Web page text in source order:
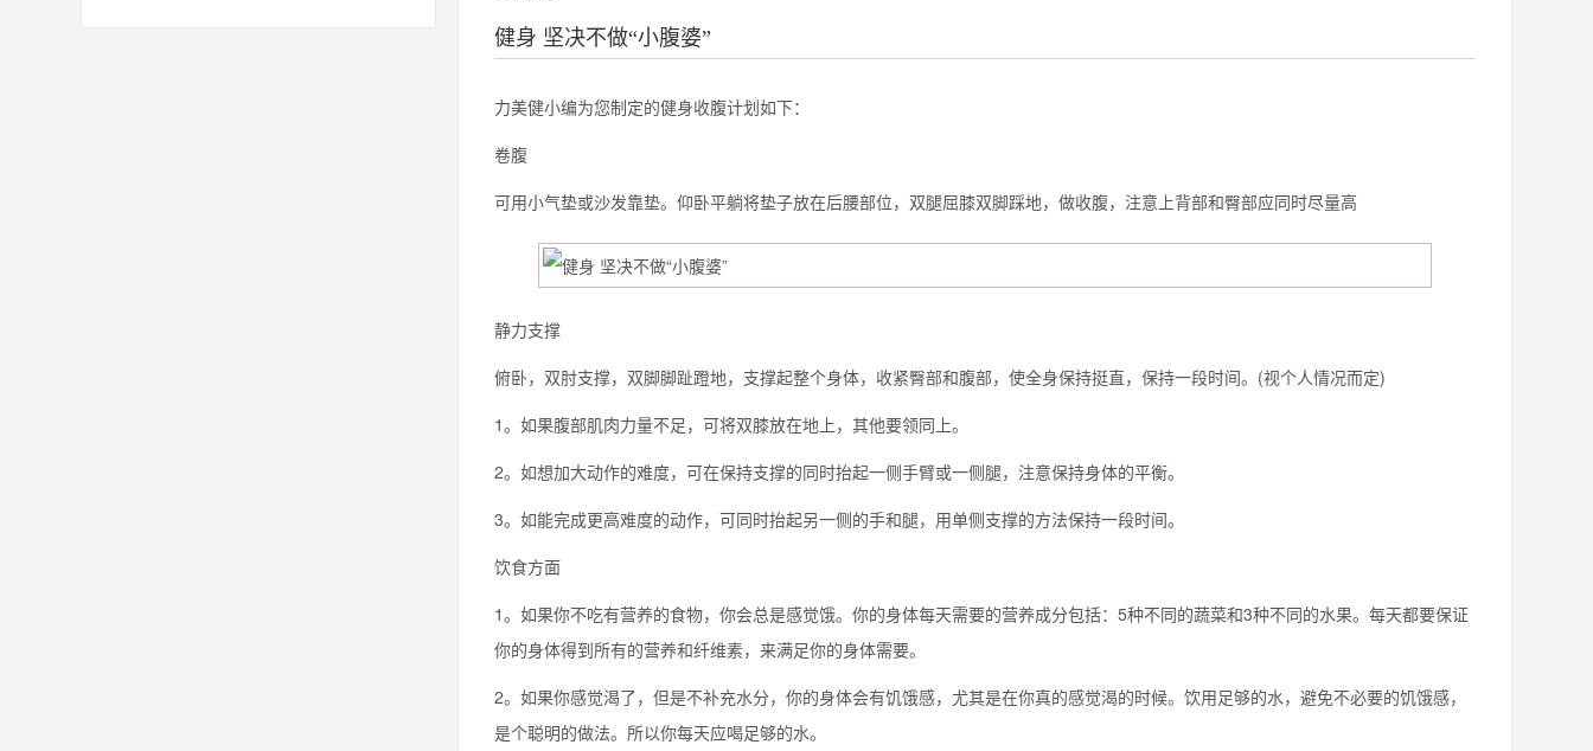
健身 坚决不做“小腹婆”
力美健小编为您制定的健身收腹计划如下：
卷腹
可用小气垫或沙发靠垫。仰卧平躺将垫子放在后腰部位，双腿屈膝双脚踩地，做收腹，注意上背部和臀部应同时尽量高
静力支撑
俯卧，双肘支撑，双脚脚趾蹬地，支撑起整个身体，收紧臀部和腹部，使全身保持挺直，保持一段时间。(视个人情况而定)
1。如果腹部肌肉力量不足，可将双膝放在地上，其他要领同上。
2。如想加大动作的难度，可在保持支撑的同时抬起一侧手臂或一侧腿，注意保持身体的平衡。
3。如能完成更高难度的动作，可同时抬起另一侧的手和腿，用单侧支撑的方法保持一段时间。
饮食方面
1。如果你不吃有营养的食物，你会总是感觉饿。你的身体每天需要的营养成分包括：5种不同的蔬菜和3种不同的水果。每天都要保证
你的身体得到所有的营养和纤维素，来满足你的身体需要。
2。如果你感觉渴了，但是不补充水分，你的身体会有饥饿感，尤其是在你真的感觉渴的时候。饮用足够的水，避免不必要的饥饿感，
是个聪明的做法。所以你每天应喝足够的水。